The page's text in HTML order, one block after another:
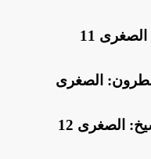
​درجات الحرارة فى دمنهور: الصغرى 11
الصغرى
​درجات الحرارة فى كفر الشيخ: الصغرى 12